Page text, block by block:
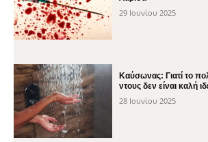
29 Ιουνίου 2025
Καύσωνας: Γιατί το
ντους δεν είναι καλή
28 Ιουνίου 2025